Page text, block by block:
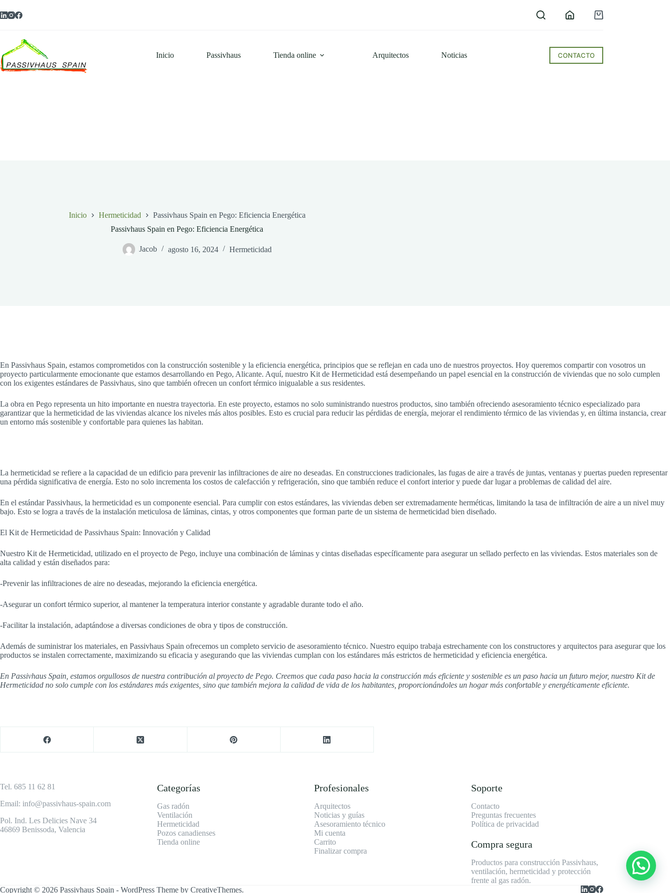
al
contenido
Carro
Inicio Passivhaus Tienda online Arquitectos Noticias CONTACTO
Inicio Hermeticidad
Passivhaus Spain en Pego: Eficiencia Energética
Passivhaus Spain en Pego: Eficiencia Energética
Jacob agosto 16, 2024 Hermeticidad
En Passivhaus Spain, estamos comprometidos con la construcción sostenible y la eficiencia energética, principios que se reflejan en cada uno de nuestros proyectos. Hoy queremos compartir con vosotros un
proyecto particularmente emocionante que estamos desarrollando en Pego, Alicante. Aquí, nuestro Kit de Hermeticidad está desempeñando un papel esencial en la construcción de viviendas que no solo cumplen
con los exigentes estándares de Passivhaus, sino que también ofrecen un confort térmico inigualable a sus residentes.
La obra en Pego representa un hito importante en nuestra trayectoria. En este proyecto, estamos no solo suministrando nuestros productos, sino también ofreciendo asesoramiento técnico especializado para
garantizar que la hermeticidad de las viviendas alcance los niveles más altos posibles. Esto es crucial para reducir las pérdidas de energía, mejorar el rendimiento térmico de las viviendas y, en última instancia, crear
un entorno más sostenible y confortable para quienes las habitan.
La hermeticidad se refiere a la capacidad de un edificio para prevenir las infiltraciones de aire no deseadas. En construcciones tradicionales, las fugas de aire a través de juntas, ventanas y puertas pueden representar
una pérdida significativa de energía. Esto no solo incrementa los costos de calefacción y refrigeración, sino que también reduce el confort interior y puede dar lugar a problemas de calidad del aire.
En el estándar Passivhaus, la hermeticidad es un componente esencial. Para cumplir con estos estándares, las viviendas deben ser extremadamente herméticas, limitando la tasa de infiltración de aire a un nivel muy
bajo. Esto se logra a través de la instalación meticulosa de láminas, cintas, y otros componentes que forman parte de un sistema de hermeticidad bien diseñado.
El Kit de Hermeticidad de Passivhaus Spain: Innovación y Calidad
Nuestro Kit de Hermeticidad, utilizado en el proyecto de Pego, incluye una combinación de láminas y cintas diseñadas específicamente para asegurar un sellado perfecto en las viviendas. Estos materiales son de
alta calidad y están diseñados para:
-Prevenir las infiltraciones de aire no deseadas, mejorando la eficiencia energética.
-Asegurar un confort térmico superior, al mantener la temperatura interior constante y agradable durante todo el año.
-Facilitar la instalación, adaptándose a diversas condiciones de obra y tipos de construcción.
Además de suministrar los materiales, en Passivhaus Spain ofrecemos un completo servicio de asesoramiento técnico. Nuestro equipo trabaja estrechamente con los constructores y arquitectos para asegurar que los
productos se instalen correctamente, maximizando su eficacia y asegurando que las viviendas cumplan con los estándares más estrictos de hermeticidad y eficiencia energética.
En Passivhaus Spain, estamos orgullosos de nuestra contribución al proyecto de Pego. Creemos que cada paso hacia la construcción más eficiente y sostenible es un paso hacia un futuro mejor, nuestro Kit de
Hermeticidad no solo cumple con los estándares más exigentes, sino que también mejora la calidad de vida de los habitantes, proporcionándoles un hogar más confortable y energéticamente eficiente.
Tel. 685 11 62 81
Email: info@passivhaus-spain.com
Pol. Ind. Les Delicies Nave 34
46869 Benissoda, Valencia
Categorías
Gas radón
Ventilación
Hermeticidad
Pozos canadienses
Tienda online
Profesionales
Arquitectos
Noticias y guías
Asesoramiento técnico
Mi cuenta
Carrito
Finalizar compra
Soporte
Contacto
Preguntas frecuentes
Política de privacidad
Compra segura
Productos para construcción Passivhaus,
ventilación, hermeticidad y protección
frente al gas radón.
Copyright © 2026 Passivhaus Spain - WordPress Theme by CreativeThemes.